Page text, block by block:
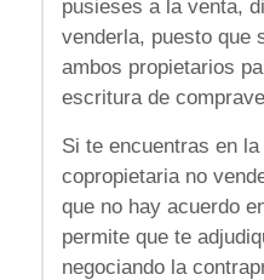
pusieses a la venta,
venderla, puesto que
ambos propietarios
escritura de
Si te encuentras en
copropietaria no
que no hay acuerdo
permite que te
negociando la